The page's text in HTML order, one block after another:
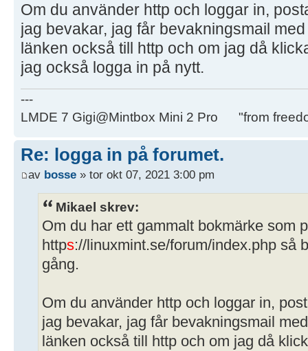
Om du använder http och loggar in,
jag bevakar, jag får bevakningsmail
länken också till http och om jag då
jag också logga in på nytt.
---
LMDE 7 Gigi@Mintbox Mini 2 Pro "from
Re: logga in på forumet.
av bosse » tor okt 07, 2021 3:00 pm
Mikael skrev:
Om du har ett gammalt bokmärke som
https://linuxmint.se/forum/index.php så
gång.
Om du använder http och loggar in,
jag bevakar, jag får bevakningsmail
länken också till http och om jag då